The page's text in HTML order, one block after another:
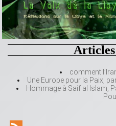
comment
Une Europe pour la Paix,
Hommage à Saif al Islam,